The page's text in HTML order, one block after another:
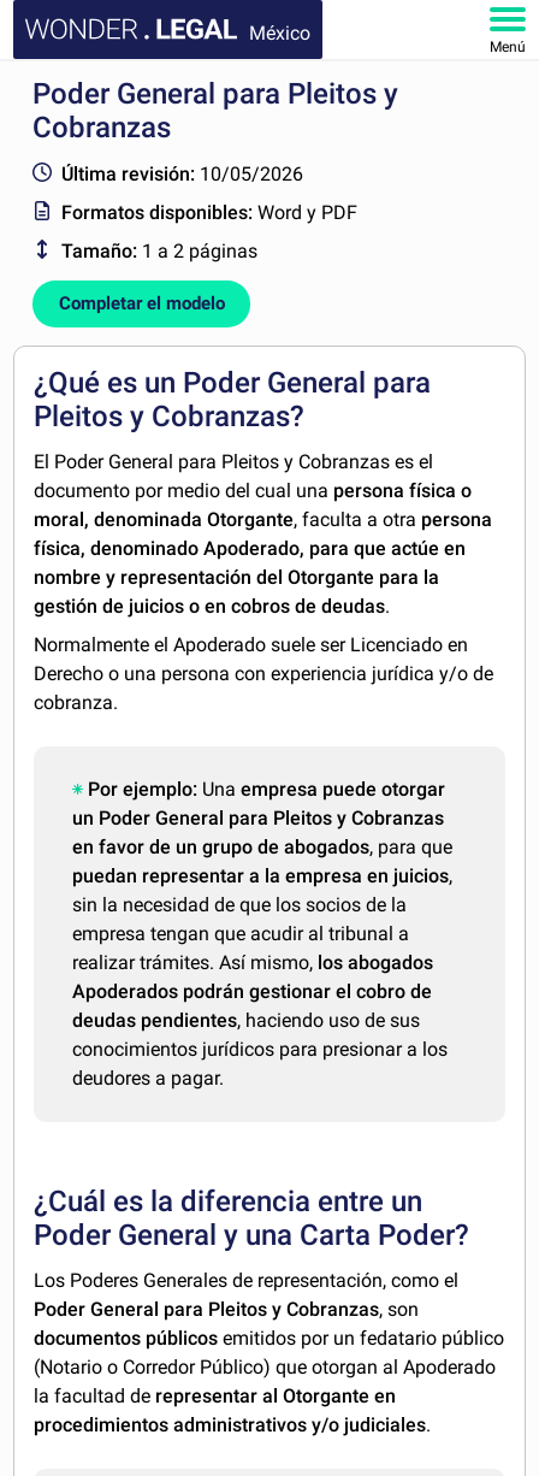
México
Menú
INICIO
FAQ
MI CUENTA
Poder General para Pleitos y
Cobranzas
Última revisión: 10/05/2026
Formatos disponibles:Word y PDF
Tamaño: 1 a 2 páginas
Completar el modelo
¿Qué es un Poder General para
Pleitos y Cobranzas?
El Poder General para Pleitos y Cobranzas es el
documento por medio del cual una persona física o
moral, denominada Otorgante, faculta a otra persona
física, denominado Apoderado, para que actúe en
nombre y representación del Otorgante para la
gestión de juicios o en cobros de deudas.
Normalmente el Apoderado suele ser Licenciado en
Derecho o una persona con experiencia jurídica y/o de
cobranza.
Por ejemplo: Unaempresa puede otorgar
un Poder General para Pleitos y Cobranzas
en favor de un grupo de abogados, para que
puedan representar a la empresa en juicios,
sin la necesidad de que los socios de la
empresa tengan que acudir al tribunal a
realizar trámites. Así mismo, los abogados
Apoderados podrán gestionar el cobro de
deudas pendientes, haciendo uso de sus
conocimientos jurídicos para presionar a los
deudores a pagar.
¿Cuál es la diferencia entre un
Poder General y una Carta Poder?
Los Poderes Generales de representación, como el
Poder General para Pleitos y Cobranzas, son
documentos públicos emitidos por un fedatario público
(Notario o Corredor Público) que otorgan al Apoderado
la facultad de representar al Otorgante en
procedimientos administrativos y/o judiciales.